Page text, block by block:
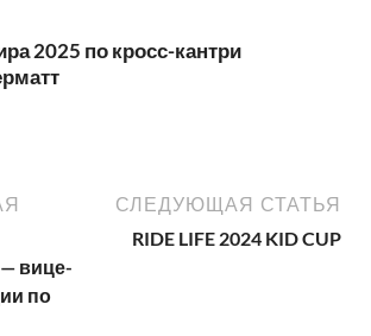
2025 по кросс-кантри
вице-
по
СЛЕДУЮЩАЯ СТАТЬЯ
RIDE LIFE 2024 KID CUP